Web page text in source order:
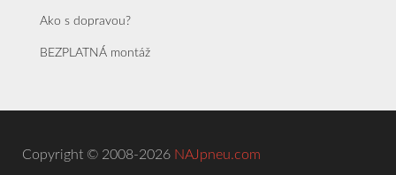
Ako s dopravou?
BEZPLATNÁ montáž
Copyright © 2008-2026 NAJpneu.com